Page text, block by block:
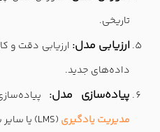
تاریخی.
ارزیابی مدل: ارزیابی دقت و
داده‌های جدید.
پیاده‌سازی مدل:
مدیریت یادگیری (LMS) یا سایر سیستم‌های مرتبط.